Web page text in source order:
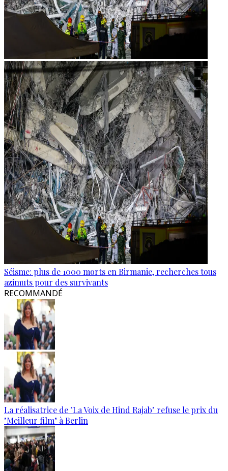
Séisme: plus de 1000 morts en Birmanie, recherches tous
azimuts pour des survivants
RECOMMANDÉ
La réalisatrice de "La Voix de Hind Rajab" refuse le prix du
"Meilleur film" à Berlin